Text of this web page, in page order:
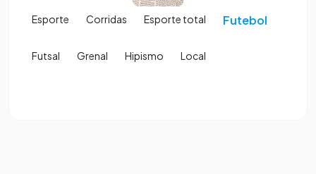
Esporte Corridas Esporte total Futebol
Futsal Grenal Hipismo Local